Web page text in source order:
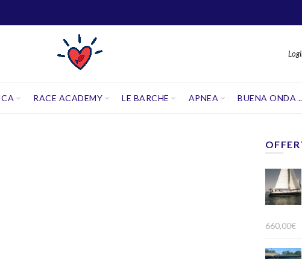
RACE ACADEMY LE BARCHE APNEA BUENA ONDA
660,00€